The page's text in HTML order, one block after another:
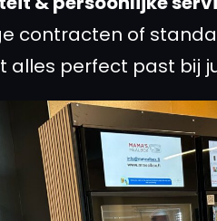
contracten of
alles perfect past bij